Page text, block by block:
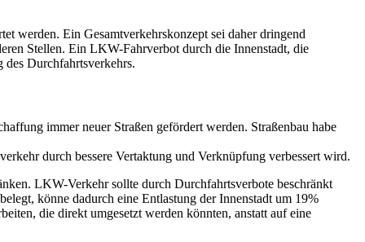
werden. Ein Gesamtverkehrskonzept sei daher dringend
Stellen. Ein LKW-Fahrverbot durch die Innenstadt, die
Durchfahrtsverkehrs.
immer neuer Straßen gefördert werden. Straßenbau habe
durch bessere Vertaktung und Verknüpfung verbessert wird.
LKW-Verkehr sollte durch Durchfahrtsverbote beschränkt
könne dadurch eine Entlastung der Innenstadt um 19%
die direkt umgesetzt werden könnten, anstatt auf eine